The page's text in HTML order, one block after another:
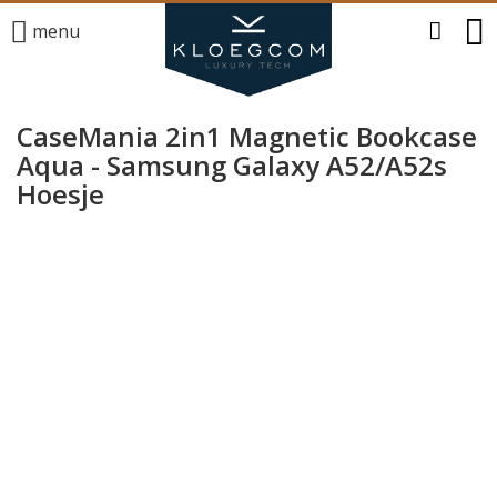
menu
CaseMania 2in1 Magnetic Bookcase
Aqua - Samsung Galaxy A52/A52s
Hoesje